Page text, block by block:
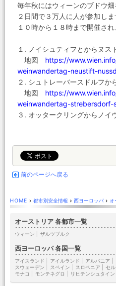
毎年秋にはウィーンのブドウ
２日間で３万人に人が参加しま
１０時から１８時まで開催さ
１. ノイシュティフとからヌス
地図 https://
weinwandertag-neustift-
２. シュトレーバースドルフか
地図 https://
weinwandertag-
３. オッタークリングからノイ
前のページへ戻る
HOME › 都市別安全情報 › 西ヨーロッパ › オ
オーストリア 各都市一覧
ウィーン ザルツブルク
西ヨーロッパ 各国一覧
アイスランド アイルランド アルバニア
スウェーデン
スペイン スロベニア セ
モナコ
モンテネグロ リヒテンシュタイン